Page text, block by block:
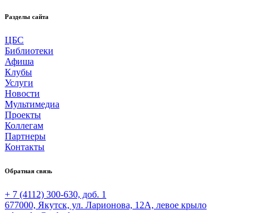
Разделы сайта
ЦБС
Библиотеки
Афиша
Клубы
Услуги
Новости
Мультимедиа
Проекты
Коллегам
Партнеры
Контакты
Обратная связь
+ 7 (4112) 300-630, доб. 1
677000, Якутск, ул. Ларионова, 12А, левое крыло